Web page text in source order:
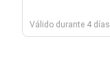
Válido durante 4 días